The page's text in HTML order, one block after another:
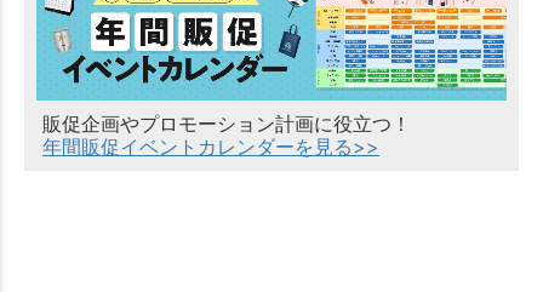
販促企画やプロモーション計画に役立つ！
年間販促イベントカレンダーを見る>>